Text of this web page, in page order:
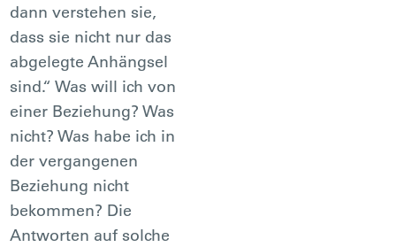
dann verstehen sie,
dass sie nicht nur das
abgelegte Anhängsel
sind.“ Was will ich von
einer Beziehung? Was
nicht? Was habe ich in
der vergangenen
Beziehung nicht
bekommen? Die
Antworten auf solche